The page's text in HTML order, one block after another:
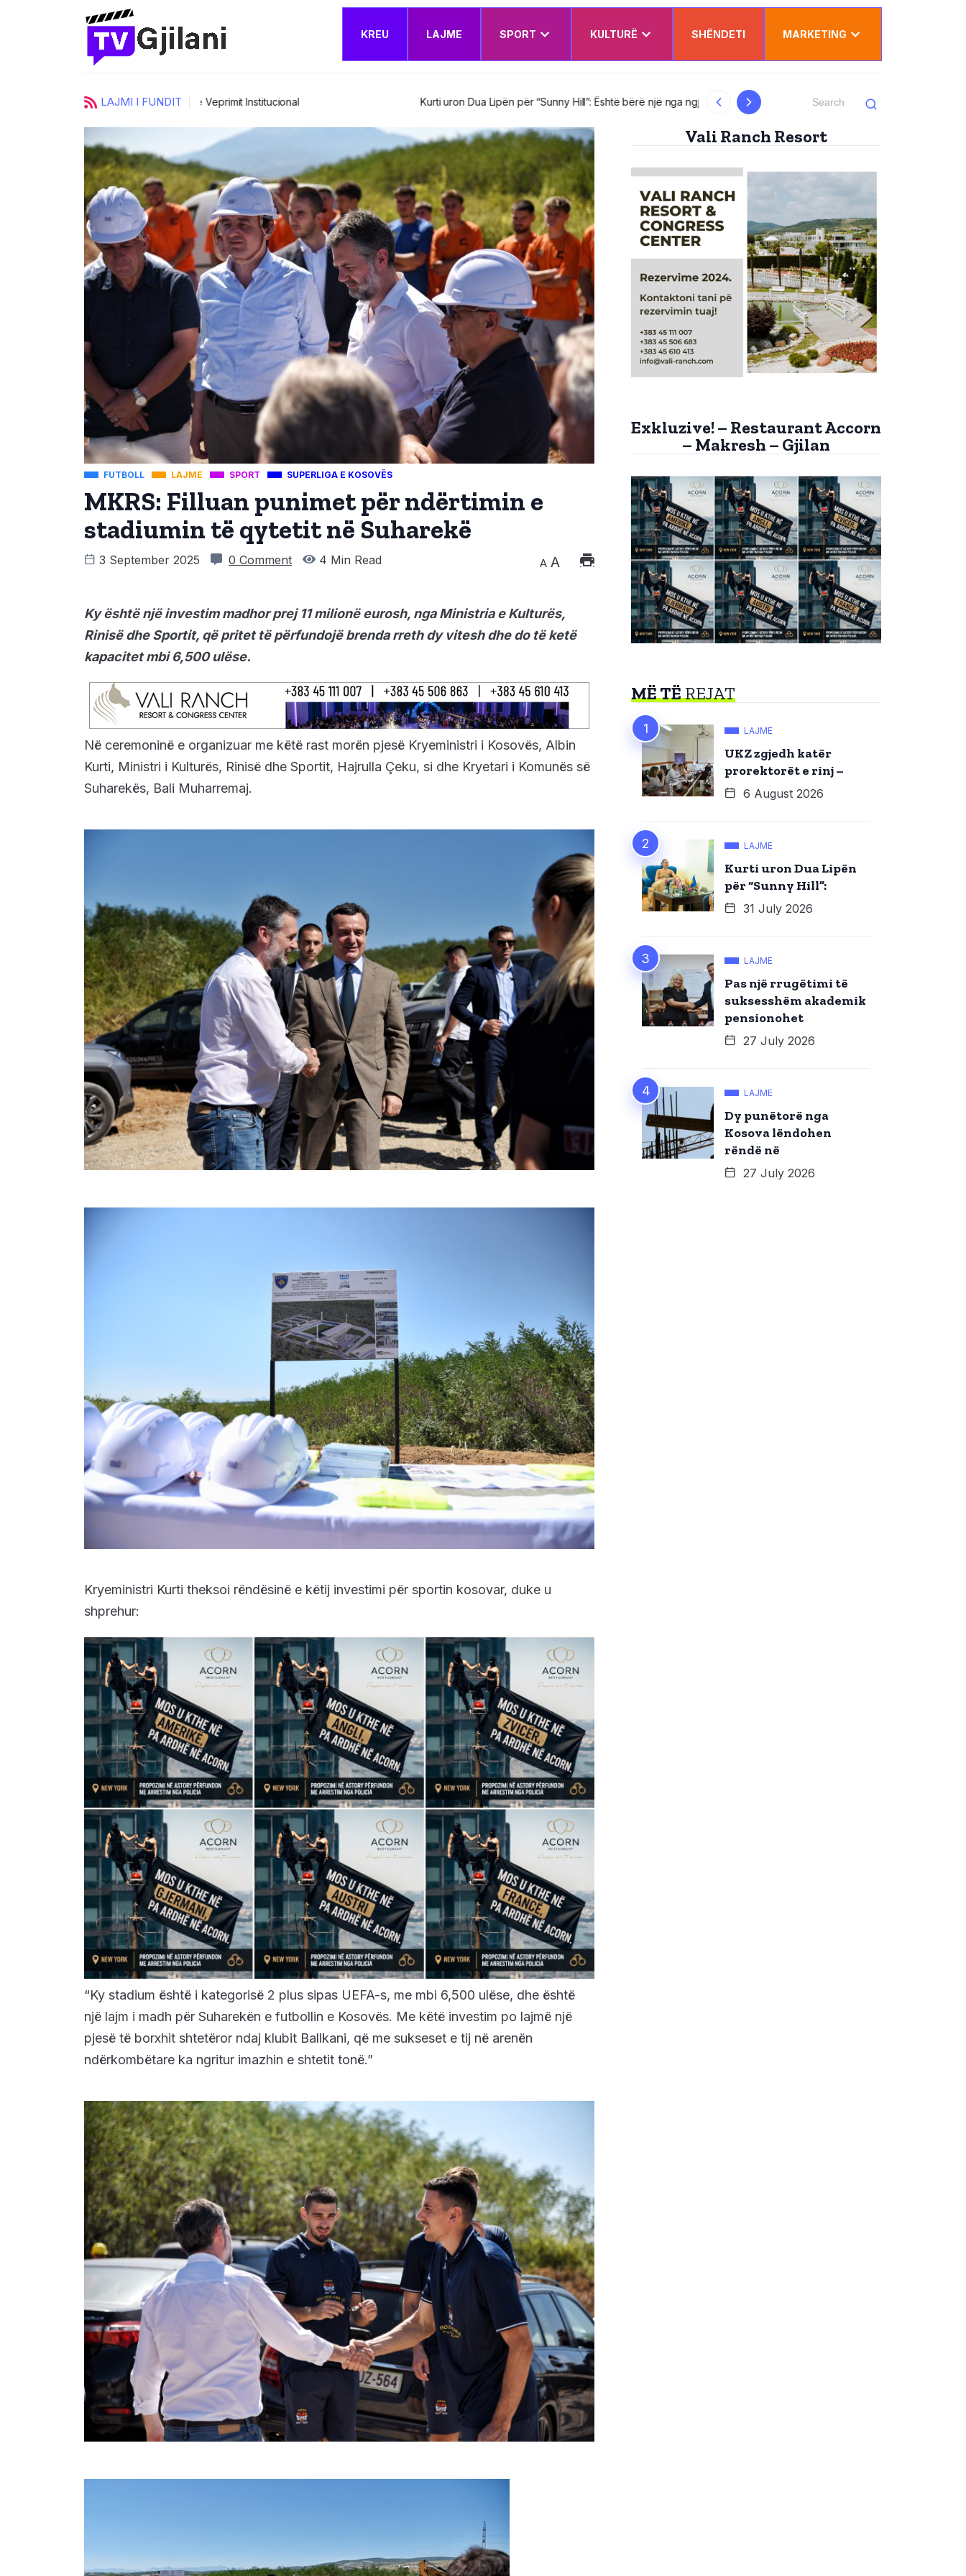
KREU LAJME SPORT KULTURË SHËNDETI MARKETING
LAJMI I FUNDIT Kurti uron Dua Lipën për “Sunny Hill”: Është bërë një nga ngjarjet kryesore kulturore të Pas një rrugëtimi të suksesshëm
FUTBOLL LAJME SPORT SUPERLIGA E KOSOVËS
MKRS: Filluan punimet për ndërtimin e
stadiumin të qytetit në Suharekë
3 September 2025 0 Comment 4 Min Read A A
Ky është një investim madhor prej 11 milionë eurosh, nga Ministria e Kulturës,
Rinisë dhe Sportit, që pritet të përfundojë brenda rreth dy vitesh dhe do të ketë
kapacitet mbi 6,500 ulëse.
Në ceremoninë e organizuar me këtë rast morën pjesë Kryeministri i Kosovës, Albin
Kurti, Ministri i Kulturës, Rinisë dhe Sportit, Hajrulla Çeku, si dhe Kryetari i Komunës së
Suharekës, Bali Muharremaj.
Kryeministri Kurti theksoi rëndësinë e këtij investimi për sportin kosovar, duke u
shprehur:
“Ky stadium është i kategorisë 2 plus sipas UEFA-s, me mbi 6,500 ulëse, dhe është
një lajm i madh për Suharekën e futbollin e Kosovës. Me këtë investim po lajmë një
pjesë të borxhit shtetëror ndaj klubit Ballkani, që me sukseset e tij në arenën
ndërkombëtare ka ngritur imazhin e shtetit tonë.”
Vali Ranch Resort
Exkluzive! – Restaurant Accorn
– Makresh – Gjilan
MË TËREJAT
LAJME
UKZ zgjedh katër
prorektorët e rinj –
6 August 2026
LAJME
Kurti uron Dua Lipën
për “Sunny Hill”:
31 July 2026
LAJME
Pas një rrugëtimi të
suksesshëm akademik
pensionohet
27 July 2026
LAJME
Dy punëtorë nga
Kosova lëndohen
rëndë në
27 July 2026